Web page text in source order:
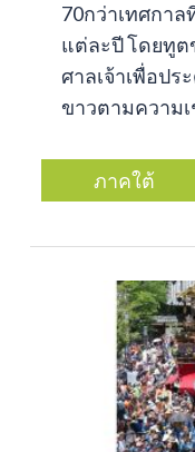
70กว่าเทศกา
แต่ละปี โดยทูต
ศาลเจ้าเพื่อปร
ขาวตามความเ
ภาคใต้